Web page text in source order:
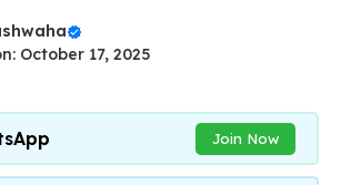
October 17, 2025
Join Now